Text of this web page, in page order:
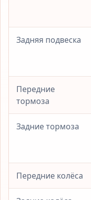
Задняя подвеска
Передние
тормоза
Задние тормоза
Передние колёса